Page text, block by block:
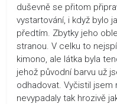
duševně se přitom
vystartování, i když bylo
předtím. Zbytky jeho
stranou. V celku to
kimono, ale látka byla
jehož původní barvu už
odhadovat. Vyčistil jsem
nevypadaly tak hrozivě